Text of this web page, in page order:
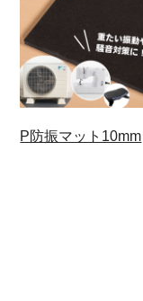
P防振マット10mm